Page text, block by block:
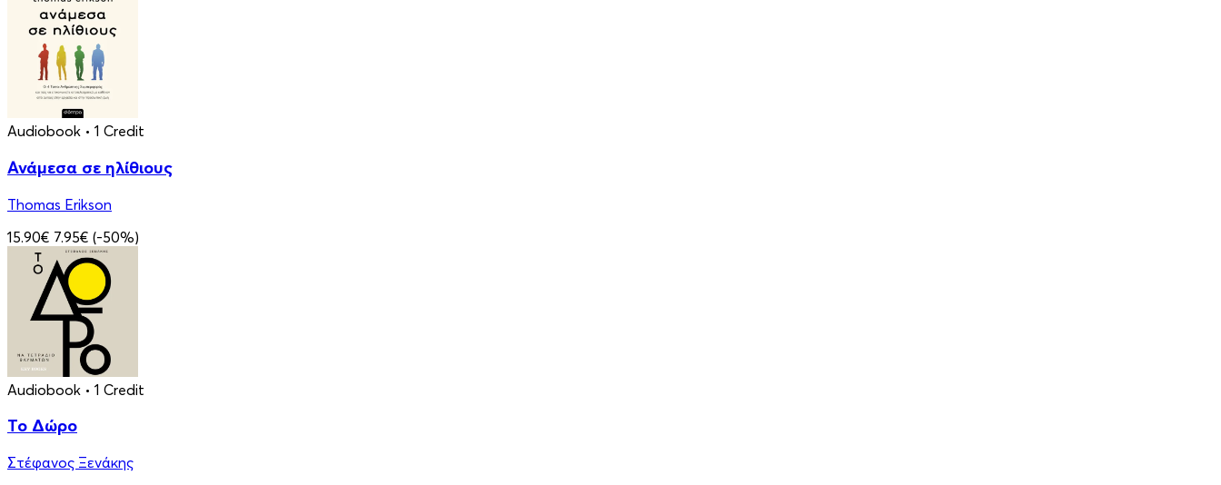
Audiobook • 1 Credit
Ανάμεσα σε ηλίθιους
Thomas Erikson
15.90€ 7.95€ (-50%)
Audiobook • 1 Credit
Το Δώρο
Στέφανος Ξενάκης